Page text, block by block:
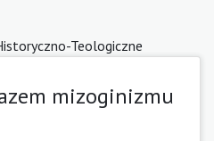
Teologiczne
mizoginizmu